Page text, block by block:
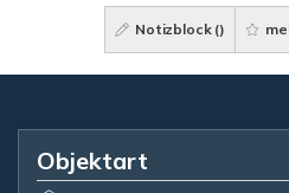
Notizblock ()
Objektart